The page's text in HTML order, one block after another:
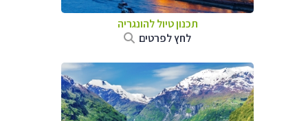
תכנון טיול להונגריה
לחץ לפרטים